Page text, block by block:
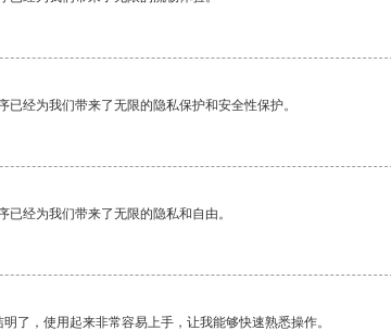
已经为我们带来了无限的隐私保护和安全性保护。
已经为我们带来了无限的隐私和自由。
了，使用起来非常容易上手，让我能够快速熟悉操作。